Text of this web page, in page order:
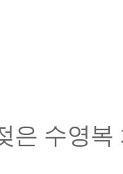
은 수영